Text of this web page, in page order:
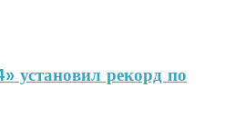
установил рекорд по